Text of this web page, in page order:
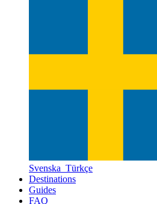
Svenska Türkçe
Destinations
Guides
FAQ